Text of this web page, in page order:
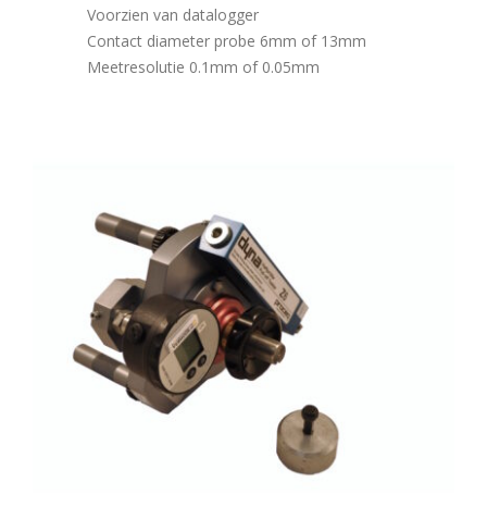
Voorzien van datalogger
Contact diameter probe 6mm of 13mm
Meetresolutie 0.1mm of 0.05mm